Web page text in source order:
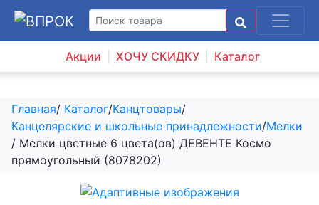
Акции ХОЧУ СКИДКУ Каталог
Главная/ Каталог/Канцтовары/
Канцелярские и школьные принадлежности/Мелки
/ Мелки цветные 6 цвета(ов) ДЕВЕНТЕ Космо
прямоугольный (8078202)